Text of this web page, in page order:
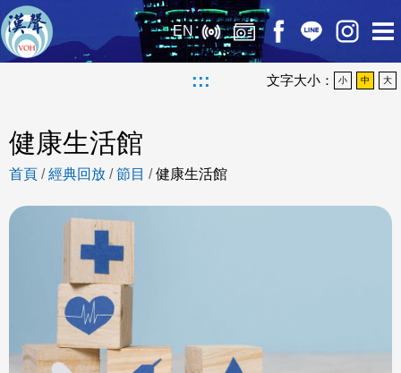
EN
::: 文字大小： 小 中 大
健康生活館
首頁 /經典回放 /節目 /健康生活館